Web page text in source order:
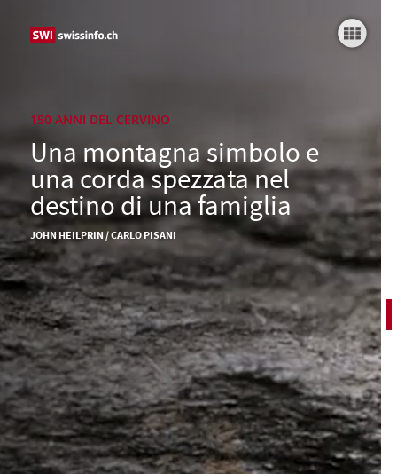
L'eredità del Cervino
150 ANNI DEL CERVINO
Una montagna simbolo e
una corda spezzata nel
destino di una famiglia
JOHN HEILPRIN / CARLO PISANI
Scivolata fatale
Ricerca della verità
Eredità scomoda
Altri sviluppi
Arrivare in cima è a metà strada